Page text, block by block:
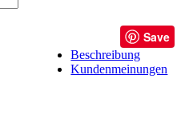
Save
Beschreibung
Kundenmeinungen